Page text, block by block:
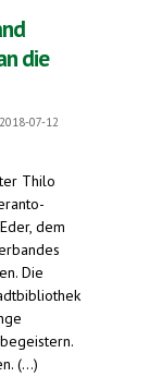
die
07-12
Thilo
dem
Die
(...)